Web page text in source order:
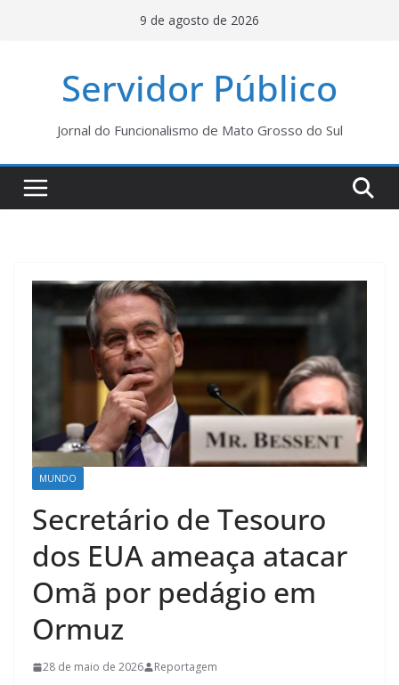
9 de agosto de 2026
Servidor Público
Jornal do Funcionalismo de Mato Grosso do Sul
MUNDO
Secretário de Tesouro
dos EUA ameaça atacar
Omã por pedágio em
Ormuz
28 de maio de 2026 Reportagem